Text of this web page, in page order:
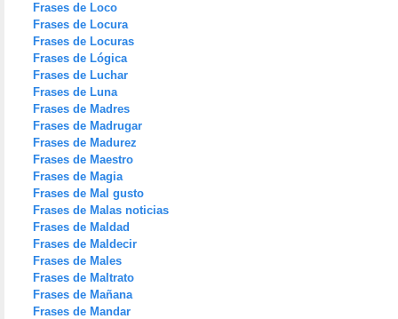
Frases de Loco
Frases de Locura
Frases de Locuras
Frases de Lógica
Frases de Luchar
Frases de Luna
Frases de Madres
Frases de Madrugar
Frases de Madurez
Frases de Maestro
Frases de Magia
Frases de Mal gusto
Frases de Malas noticias
Frases de Maldad
Frases de Maldecir
Frases de Males
Frases de Maltrato
Frases de Mañana
Frases de Mandar